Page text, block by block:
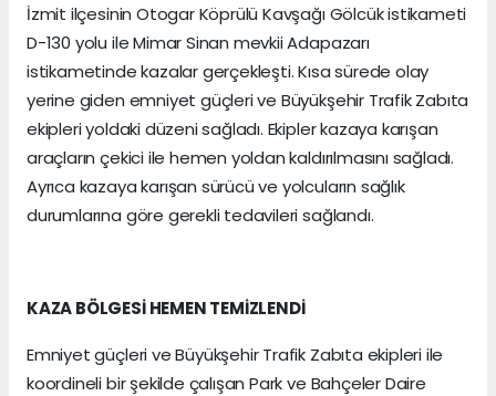
İzmit ilçesinin Otogar Köprülü Kavşağı Gölcük istikameti
D-130 yolu ile Mimar Sinan mevkii Adapazarı
istikametinde kazalar gerçekleşti. Kısa sürede olay
yerine giden emniyet güçleri ve Büyükşehir Trafik Zabıta
ekipleri yoldaki düzeni sağladı. Ekipler kazaya karışan
araçların çekici ile hemen yoldan kaldırılmasını sağladı.
Ayrıca kazaya karışan sürücü ve yolcuların sağlık
durumlarına göre gerekli tedavileri sağlandı.
KAZA BÖLGESİ HEMEN TEMİZLENDİ
Emniyet güçleri ve Büyükşehir Trafik Zabıta ekipleri ile
koordineli bir şekilde çalışan Park ve Bahçeler Daire